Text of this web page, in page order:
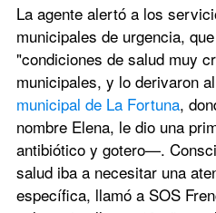
La agente alertó a los
municipales de urgencia,
"condiciones de salud muy
municipales, y lo derivaron al
municipal de La Fortuna,
nombre Elena, le dio una
antibiótico y gotero—.
salud iba a necesitar una
específica, llamó a SOS